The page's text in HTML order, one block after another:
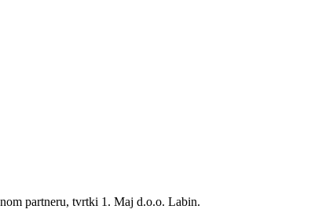
partneru, tvrtki 1. Maj d.o.o. Labin.